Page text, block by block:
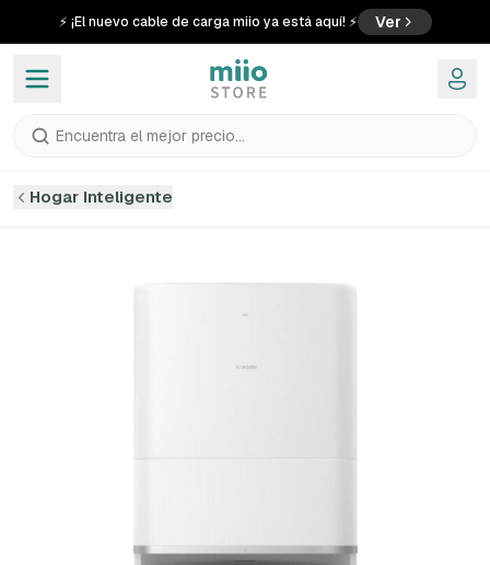
⚡ ¡El nuevo cable de carga miio ya está aquí! ⚡ Ver
Encuentra el mejor precio...
Hogar Inteligente